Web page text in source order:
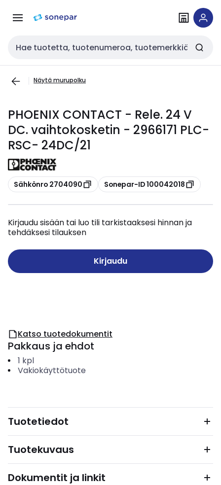
navigointiinsisältöön
Haku
Näytä murupolku
PHOENIX CONTACT - Rele. 24 V
DC. vaihtokosketin - 2966171 PLC-
RSC- 24DC/21
Kopioi
Sähkönro 2704090 Kopioi
Sonepar-ID 100042018
Kirjaudu sisään tai luo tili tarkistaaksesi hinnan ja
tehdäksesi tilauksen
Kirjaudu
Katso tuotedokumentit
Pakkaus ja ehdot
1 kpl
Vakiokäyttötuote
Tuotetiedot
Tuotekuvaus
Dokumentit ja linkit